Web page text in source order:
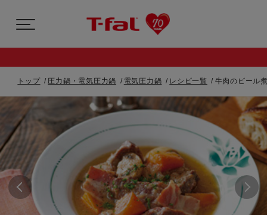
トップ 圧力鍋・電気圧力鍋 電気圧力鍋 レシピ一覧 牛肉のビール